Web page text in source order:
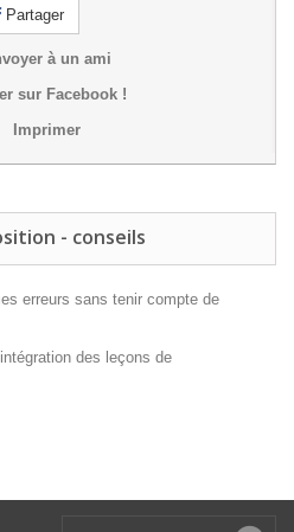
Partager
à un ami
sur Facebook !
Imprimer
- conseils
erreurs sans tenir compte de
des leçons de